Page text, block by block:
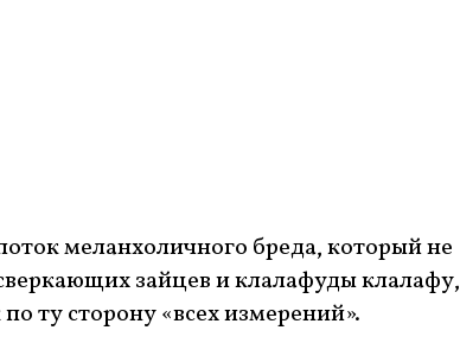
меланхоличного бреда, который не
зайцев и клалафуды клалафу,
ту сторону «всех измерений».